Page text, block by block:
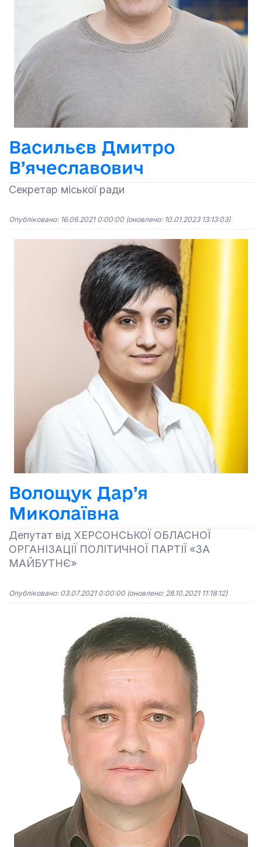
Васильєв Дмитро
В’ячеславович
Секретар міської ради
Опубліковано: 16.06.2021 0:00:00 (оновлено: 10.01.2023 13:13:03)
Волощук Дар’я
Миколаївна
Депутат від ХЕРСОНСЬКОЇ ОБЛАСНОЇ
ОРГАНІЗАЦІЇ ПОЛІТИЧНОЇ ПАРТІЇ «ЗА
МАЙБУТНЄ»
Опубліковано: 03.07.2021 0:00:00 (оновлено: 28.10.2021 11:18:12)